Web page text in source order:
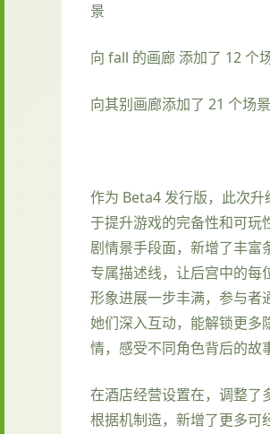
景
向 fall 的画廊 添加了 12 个
向其别画廊添加了 21 个场景
作为 Beta4 发行版，此次升
于提升游戏的完备性和可玩
剧情景手段面，新增了丰富
专属描述线，让后宫中的每
形象进展一步丰满，参与者
她们深入互动，能解锁更多
情，感受不同角色背后的故
在酒店经营设置在，调整了
根据机制造，新增了更多可